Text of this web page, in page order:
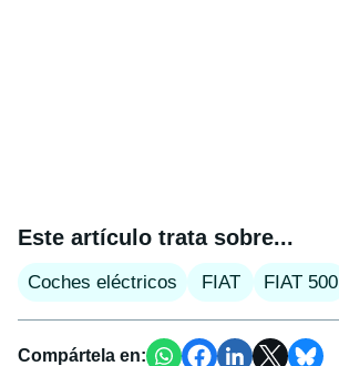
Este artículo trata sobre...
Coches eléctricos FIAT FIAT 500
Compártela en: